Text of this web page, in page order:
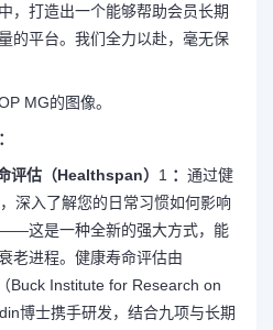
，打造出一个能够帮助会员长期
的平台。我们全力以赴，毫无保
MG的图像。
评估（Healthspan） 1 ： 通过健
深入了解您的日常习惯如何影响
这是一种全新的强大方式，能
老进程。健康寿命评估由
Buck Institute for Research on
博士携手研发，结合九项与长期